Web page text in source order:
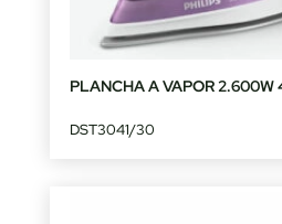
PLANCHA A VAPOR
DST3041/30